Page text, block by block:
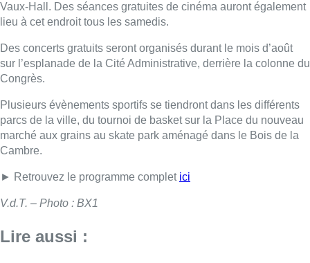
Vaux-Hall. Des séances gratuites de cinéma auront également
lieu à cet endroit tous les samedis.
Des concerts gratuits seront organisés durant le mois d’août
sur l’esplanade de la Cité Administrative, derrière la colonne du
Congrès.
Plusieurs évènements sportifs se tiendront dans les différents
parcs de la ville, du tournoi de basket sur la Place du nouveau
marché aux grains au skate park aménagé dans le Bois de la
Cambre.
► Retrouvez le programme complet ici
V.d.T. – Photo : BX1
Lire aussi :